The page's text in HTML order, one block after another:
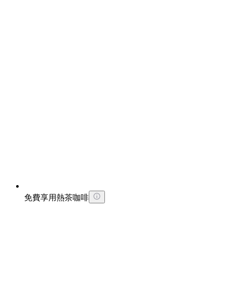
免費享用熱茶咖啡